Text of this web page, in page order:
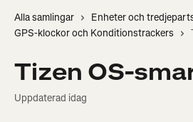
Alla samlingar
Enheter och
GPS-klockor och Konditionstrackers
Tizen OS-
Uppdaterad idag